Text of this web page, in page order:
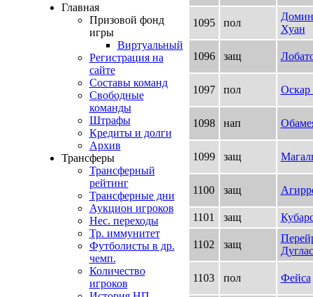
Главная
Призовой фонд
игры
Виртуальный
Регистрация на
сайте
Составы команд
Свободные
команды
Штрафы
Кредиты и долги
Архив
Трансферы
Трансферный
рейтинг
Трансферные дни
Аукцион игроков
Нес. переходы
Тр. иммунитет
Футболисты в др.
чемп.
Количество
игроков
1095 пол
Хуан
1096 защ
1097 пол Оскар
1098 нап
1099 защ
1100 защ
1101 защ
1102 защ
Дуглас
1103 пол Фейса